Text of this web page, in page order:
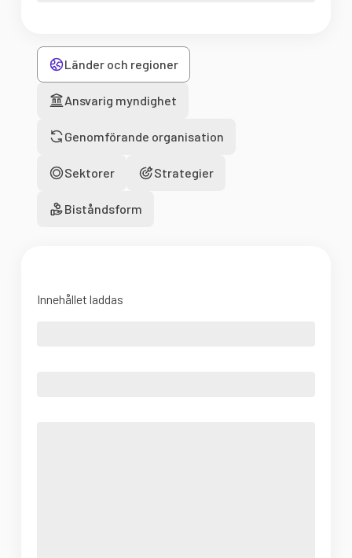
Länder och regioner
Ansvarig myndighet
Genomförande organisation
Sektorer Strategier
Biståndsform
Innehållet laddas